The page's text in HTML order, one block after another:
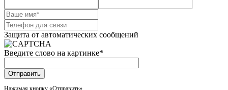
Защита от автоматических сообщений
Введите слово на картинке*